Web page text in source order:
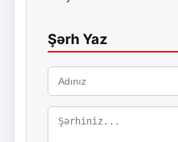
Şərh Yaz